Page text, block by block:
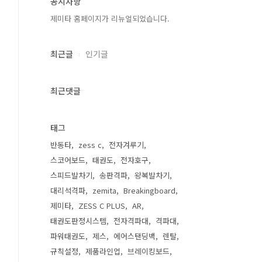
제미타 홈페이지가 리뉴얼되었습니다.
최근글 인기글
최근댓글
태그
반동타 zess c
전자겨루기
스코어보드
태권도
전자호구
스피드발차기
송판격파
왕복발차기
대리석격파
zemita
Breakingboard
제미타
ZESS C PLUS
AR
태권도판정시스템
전자격파대
격파대
파워태권도
제스 에어스탠딩백
렌탈
규칙설정
제품라인업
브레이킹보드